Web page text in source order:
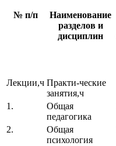
№ п/п
Наименование
разделов и
дисциплин
Лекции,ч Практи-ческие
занятия,ч
1.
Общая
педагогика
2.
Общая
психология